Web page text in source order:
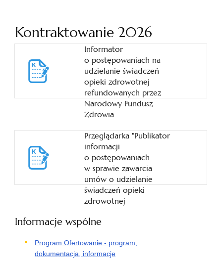
Kontraktowanie 2026
Informator
o postępowaniach na
udzielanie świadczeń
opieki zdrowotnej
refundowanych przez
Narodowy Fundusz
Zdrowia
Przeglądarka "Publikator
informacji
o postępowaniach
w sprawie zawarcia
umów o udzielanie
świadczeń opieki
zdrowotnej
Informacje wspólne
Program Ofertowanie - program,
dokumentacja, informacje